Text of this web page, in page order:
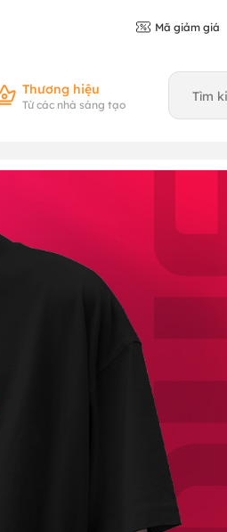
Mã giảm giá
Thương hiệu
Từ các nhà sáng tạo